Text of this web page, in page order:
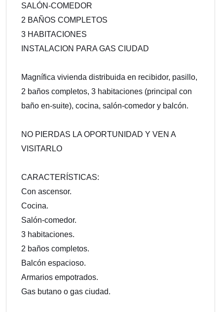
SALÓN-COMEDOR
2 BAÑOS COMPLETOS
3 HABITACIONES
INSTALACION PARA GAS CIUDAD
Magnífica vivienda distribuida en recibidor, pasillo,
2 baños completos, 3 habitaciones (principal con
baño en-suite), cocina, salón-comedor y balcón.
NO PIERDAS LA OPORTUNIDAD Y VEN A
VISITARLO
CARACTERÍSTICAS:
Con ascensor.
Cocina.
Salón-comedor.
3 habitaciones.
2 baños completos.
Balcón espacioso.
Armarios empotrados.
Gas butano o gas ciudad.